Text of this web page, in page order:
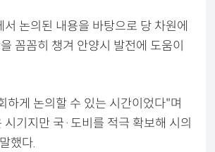
논의된 내용을 바탕으로 당 차원에
꼼꼼히 챙겨 안양시 발전에 도움이
하게 논의할 수 있는 시간이었다"며
기지만 국·도비를 적극 확보해 시의
했다.